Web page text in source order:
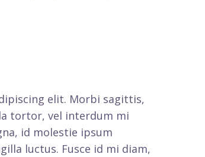
elit. Morbi sagittis,
tortor, vel interdum mi
id molestie ipsum
luctus. Fusce id mi diam,